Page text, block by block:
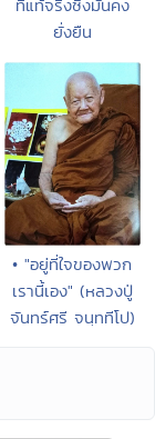
ที่แท้จริงซึ่งมั่นคง
ยั่งยืน
• "อยู่ที่ใจของพวก
เรานี้เอง" (หลวงปู่
จันทร์ศรี จนฺททีโป)